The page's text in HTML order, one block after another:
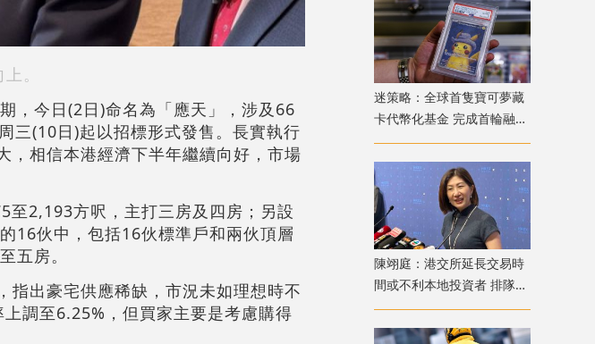
。
，今日(2日)命名為「應天」，涉及66
三(10日)起以招標形式發售。長實執行
，相信本港經濟下半年繼續向好，市場
2,193方呎，主打三房及四房；另設
16伙中，包括16伙標準戶和兩伙頂層
五房。
指出豪宅供應稀缺，市況未如理想時不
調至6.25%，但買家主要是考慮購得
迷策略：全球首隻寶可夢藏
卡代幣化基金 完成首輪融資
兼獲超購
陳翊庭：港交所延長交易時
間或不利本地投資者 排隊上
市公司數量創新高